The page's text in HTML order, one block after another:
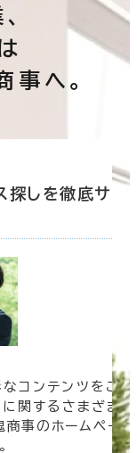
事へ。
探しを徹底サ
コンテンツをご
に関するさまざま
商事のホームペー